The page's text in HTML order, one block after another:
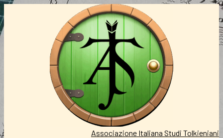
Associazione Italiana Studi Tolkieniani